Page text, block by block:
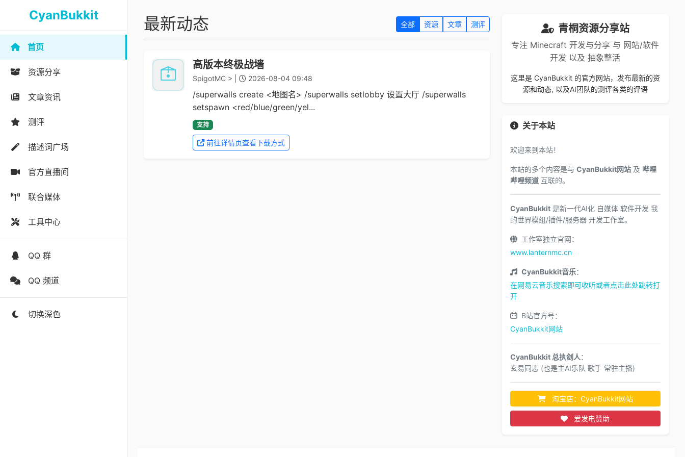
CyanBukkit
首页
资源分享
文章资讯
测评
描述词广场
官方直播间
联合媒体
工具中心
QQ 群
QQ 频道
切换深色
最新动态 全部 资源 文章 测评
高版本终极战墙
SpigotMC > | 2026-08-04 09:48
/superwalls create <地图名> /superwalls setlobby 设置大厅 /superwalls
setspawn <red/blue/green/yel...
支持
前往详情页查看下载方式
青桐资源分享站
专注 Minecraft 开发与分享 与 网站/软件
开发 以及 抽象整活
这里是 CyanBukkit 的官方网站，发布最新的资
源和动态, 以及AI团队的测评各类的评语
关于本站
欢迎来到本站！
本站的多个内容是与 CyanBukkit网站及 哔哩
哔哩频道互联的。
CyanBukkit是新一代AI化 自媒体 软件开发 我
的世界模组/插件/服务器 开发工作室。
工作室独立官网：
www.lanternmc.cn
CyanBukkit音乐：
在网易云音乐搜索即可收听或者点击此处跳转打
开
B站官方号：
CyanBukkit网站
CyanBukkit 总执剑人：
玄易同志 (也是主AI乐队 歌手 常驻主播)
淘宝店：CyanBukkit网站
爱发电赞助